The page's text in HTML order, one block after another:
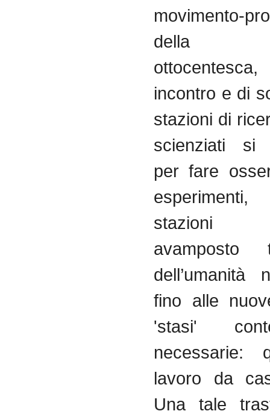
movimento-
della
incontro e di
stazioni di
scienziati si
per fare
stazioni
avamposto
dell’umanità
fino alle
'stasi'
necessarie:
lavoro da
Una tale